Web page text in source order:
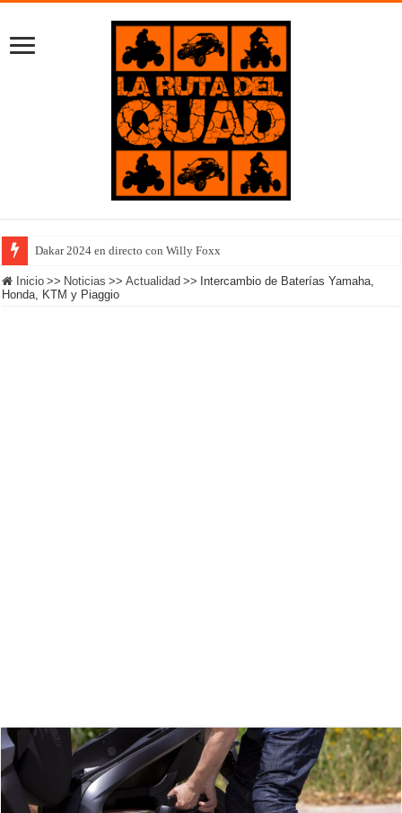
Dakar 2024 en directo con Willy Foxx
Inicio >> Noticias >> Actualidad >> Intercambio de Baterías Yamaha,
Honda, KTM y Piaggio